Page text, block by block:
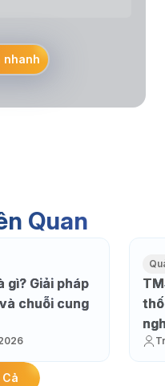
nhanh
Quan
gì? Giải pháp
chuỗi cung